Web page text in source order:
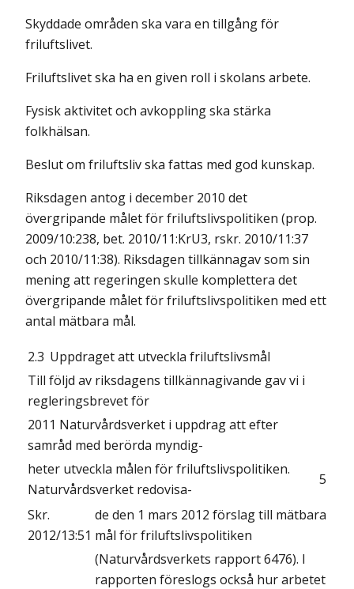
Skyddade områden ska vara en tillgång för
friluftslivet.
Friluftslivet ska ha en given roll i skolans arbete.
Fysisk aktivitet och avkoppling ska stärka
folkhälsan.
Beslut om friluftsliv ska fattas med god kunskap.
Riksdagen antog i december 2010 det
övergripande målet för friluftslivspolitiken (prop.
2009/10:238, bet. 2010/11:KrU3, rskr. 2010/11:37
och 2010/11:38). Riksdagen tillkännagav som sin
mening att regeringen skulle komplettera det
övergripande målet för friluftslivspolitiken med ett
antal mätbara mål.
2.3 Uppdraget att utveckla friluftslivsmål
Till följd av riksdagens tillkännagivande gav vi i
regleringsbrevet för
2011 Naturvårdsverket i uppdrag att efter
samråd med berörda myndig-
heter utveckla målen för friluftslivspolitiken.
Naturvårdsverket redovisa-
5
Skr.
2012/13:51
de den 1 mars 2012 förslag till mätbara
mål för friluftslivspolitiken
(Naturvårdsverkets rapport 6476). I
rapporten föreslogs också hur arbetet